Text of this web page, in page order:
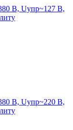
В, Uупр~127 В,
В, Uупр~220 В,